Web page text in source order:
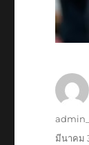
ผู้
เขียน
เขียน
มีนาคม